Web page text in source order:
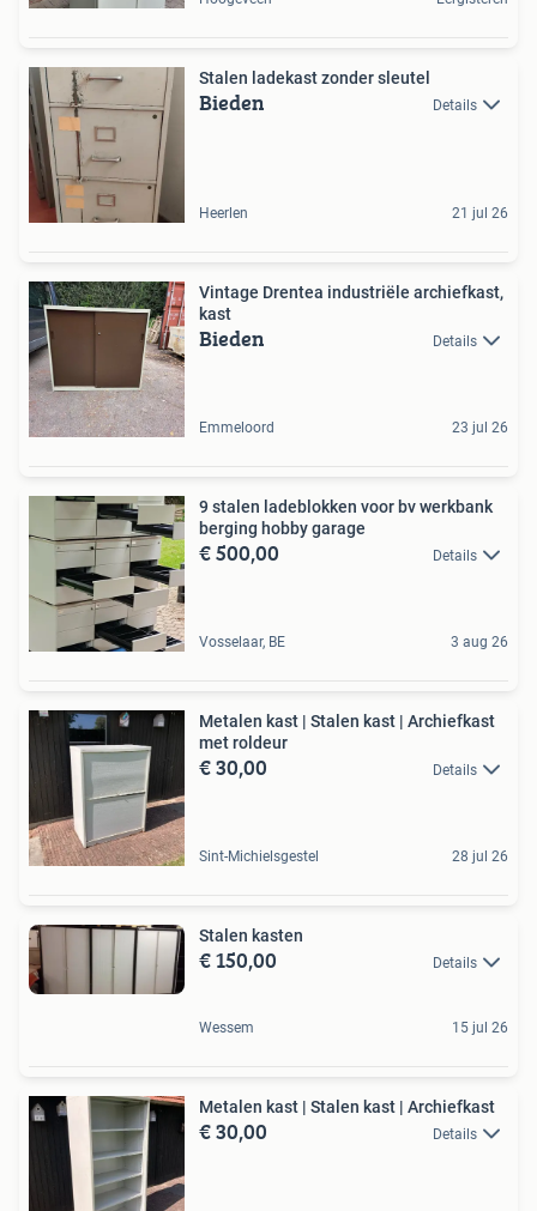
Stalen ladekast zonder sleutel
Bieden Details
Heerlen 21 jul 26
Vintage Drentea industriële archiefkast,
kast
Bieden Details
Emmeloord 23 jul 26
9 stalen ladeblokken voor bv werkbank
berging hobby garage
€ 500,00 Details
Vosselaar, BE 3 aug 26
Metalen kast | Stalen kast | Archiefkast
met roldeur
€ 30,00 Details
Sint-Michielsgestel 28 jul 26
Stalen kasten
€ 150,00 Details
Wessem 15 jul 26
Metalen kast | Stalen kast | Archiefkast
€ 30,00 Details